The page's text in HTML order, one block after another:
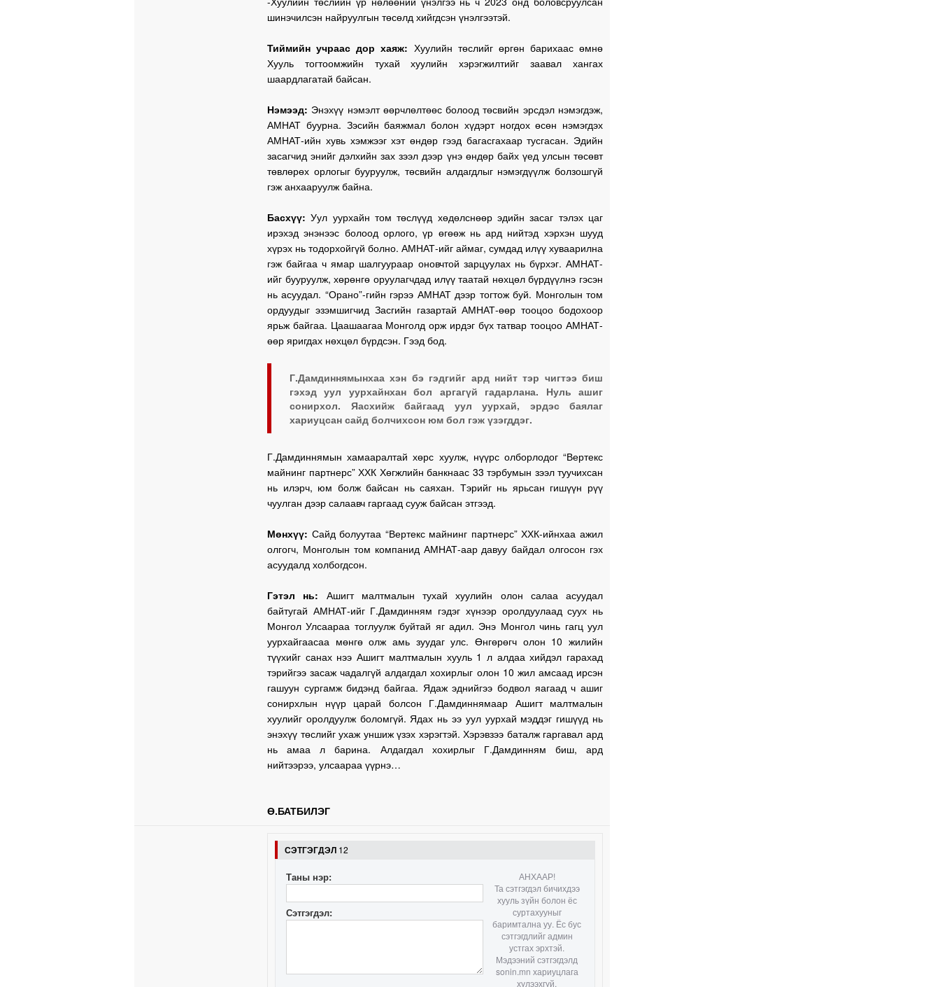
шинэчилсэн найруулгын төсөлд хийгдсэн үнэлгээтэй.
Тиймийн учраас дор хаяж: Хуулийн төслийг өргөн барихаас өмнө
Хууль тогтоомжийн тухай хуулийн хэрэгжилтийг заавал хангах
шаардлагатай байсан.
Нэмээд: Энэхүү нэмэлт өөрчлөлтөөс болоод төсвийн эрсдэл нэмэгдэж,
АМНАТ буурна. Зэсийн баяжмал болон хүдэрт ногдох өсөн нэмэгдэх
АМНАТ-ийн хувь хэмжээг хэт өндөр гээд багасгахаар тусгасан. Эдийн
засагчид энийг дэлхийн зах зээл дээр үнэ өндөр байх үед улсын төсөвт
төвлөрөх орлогыг бууруулж, төсвийн алдагдлыг нэмэгдүүлж болзошгүй
гэж анхааруулж байна.
Басхүү:Уул уурхайн том төслүүд хөдөлснөөр эдийн засаг тэлэх цаг
ирэхэд энэнээс болоод орлого, үр өгөөж нь ард нийтэд хэрхэн шууд
хүрэх нь тодорхойгүй болно. АМНАТ-ийг аймаг, сумдад илүү хуваарилна
гэж байгаа ч ямар шалгуураар оновчтой зарцуулах нь бүрхэг. АМНАТ-
ийг бууруулж, хөрөнгө оруулагчдад илүү таатай нөхцөл бүрдүүлнэ гэсэн
нь асуудал. “Орано”-гийн гэрээ АМНАТ дээр тогтож буй. Монголын том
ордуудыг эзэмшигчид Засгийн газартай АМНАТ-өөр тооцоо бодохоор
ярьж байгаа. Цаашаагаа Монголд орж ирдэг бүх татвар тооцоо АМНАТ-
өөр яригдах нөхцөл бүрдсэн. Гээд бод.
Г.Дамдиннямынхаа хэн бэ гэдгийг ард нийт тэр чигтээ биш
гэхэд уул уурхайнхан бол аргагүй гадарлана. Нуль ашиг
сонирхол. Яасхийж байгаад уул уурхай, эрдэс баялаг
хариуцсан сайд болчихсон юм бол гэж үзэгддэг.
Г.Дамдиннямын хамааралтай хөрс хуулж, нүүрс олборлодог “Вертекс
майнинг партнерс” ХХК Хөгжлийн банкнаас 33 тэрбумын зээл туучихсан
нь илэрч, юм болж байсан нь саяхан. Тэрийг нь ярьсан гишүүн рүү
чуулган дээр салаавч гаргаад сууж байсан этгээд.
Мөнхүү: Сайд болуутаа “Вертекс майнинг партнерс” ХХК-ийнхаа ажил
олгогч, Монголын том компанид АМНАТ-аар давуу байдал олгосон гэх
асуудалд холбогдсон.
Гэтэл нь: Ашигт малтмалын тухай хуулийн олон салаа асуудал
байтугай АМНАТ-ийг Г.Дамдинням гэдэг хүнээр оролдуулаад суух нь
Монгол Улсаараа тоглуулж буйтай яг адил. Энэ Монгол чинь гагц уул
уурхайгаасаа мөнгө олж амь зуудаг улс. Өнгөрөгч олон 10 жилийн
түүхийг санах нээ Ашигт малтмалын хууль 1 л алдаа хийдэл гарахад
тэрийгээ засаж чадалгүй алдагдал хохирлыг олон 10 жил амсаад ирсэн
гашуун сургамж бидэнд байгаа. Ядаж эднийгээ бодвол яагаад ч ашиг
сонирхлын нүүр царай болсон Г.Дамдиннямаар Ашигт малтмалын
хуулийг оролдуулж боломгүй. Ядах нь ээ уул уурхай мэддэг гишүүд нь
энэхүү төслийг ухаж уншиж үзэх хэрэгтэй. Хэрэвзээ баталж гаргавал ард
нь амаа л барина. Алдагдал хохирлыг Г.Дамдинням биш, ард
нийтээрээ, улсаараа үүрнэ…
Ө.БАТБИЛЭГ
СЭТГЭГДЭЛ 12
Таны нэр:
Сэтгэгдэл:
АНХААР!
Та сэтгэгдэл бичихдээ
хууль зүйн болон ёс
суртахууныг
баримтална уу. Ёс бус
сэтгэгдлийг админ
устгах эрхтэй.
Мэдээний сэтгэгдэлд
sonin.mn хариуцлага
хүлээхгүй.